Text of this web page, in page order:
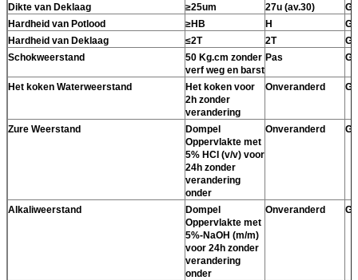
Dikte van Deklaag ≥25um 27u (av.30)
Hardheid van Potlood
≥HB H
Hardheid van Deklaag
≤2T 2T
Schokweerstand
50 Kg.cm zonder
verf weg en barst
Pas
Het koken Waterweerstand
Het koken voor
2h zonder
verandering
Onveranderd
Zure Weerstand
Dompel
Oppervlakte met
5% HCI (v/v) voor
24h zonder
verandering
onder
Onveranderd
Alkaliweerstand
Dompel
Oppervlakte met
5%-NaOH (m/m)
voor 24h zonder
verandering
onder
Onveranderd